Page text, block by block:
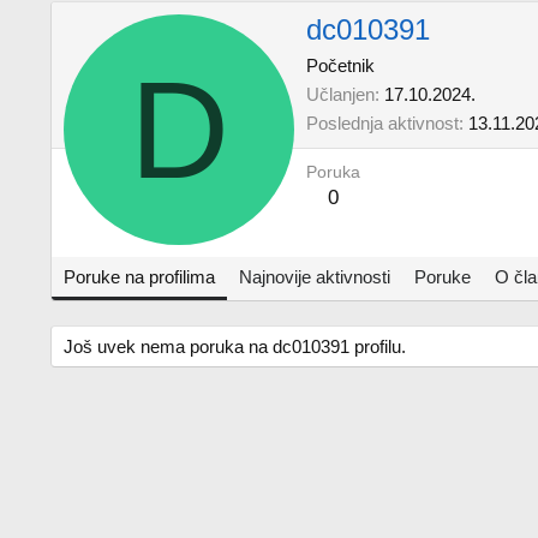
D
dc010391
Početnik
Učlanjen 17.10.2024.
Poslednja aktivnost
Poruka
0
Poruke na profilima Najnovije aktivnosti Poruke O
Još uvek nema poruka na dc010391 profilu.